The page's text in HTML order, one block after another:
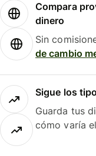
Compara
dinero
Sin
de cambio
Sigue los
Guarda tus
cómo varía